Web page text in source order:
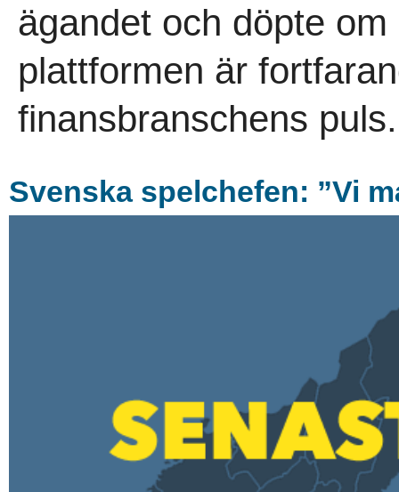
ägandet och döpte
plattformen är
finansbranschens
Svenska spelchefen: ”Vi